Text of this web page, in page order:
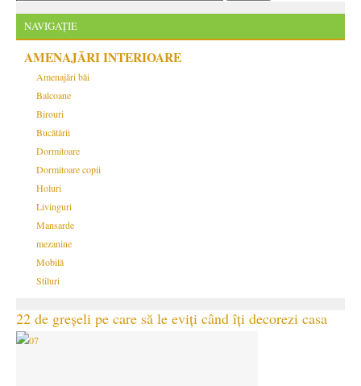
NAVIGAȚIE
AMENAJĂRI INTERIOARE
Amenajări băi
Balcoane
Birouri
Bucătării
Dormitoare
Dormitoare copii
Holuri
Livinguri
Mansarde
mezanine
Mobilă
Stiluri
22 de greșeli pe care să le eviți când îți decorezi casa